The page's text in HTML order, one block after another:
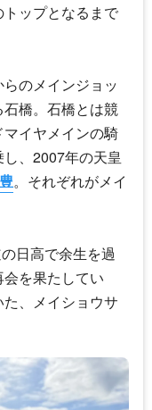
ップとなるまで
のメインジョッ
橋。石橋とは競
イヤメインの騎
、2007年の天皇
。それぞれがメイ
日高で余生を過
を果たしてい
、メイショウサ